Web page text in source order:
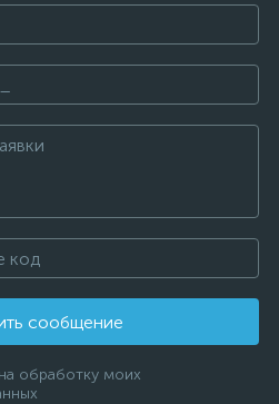
сообщение
обработку моих